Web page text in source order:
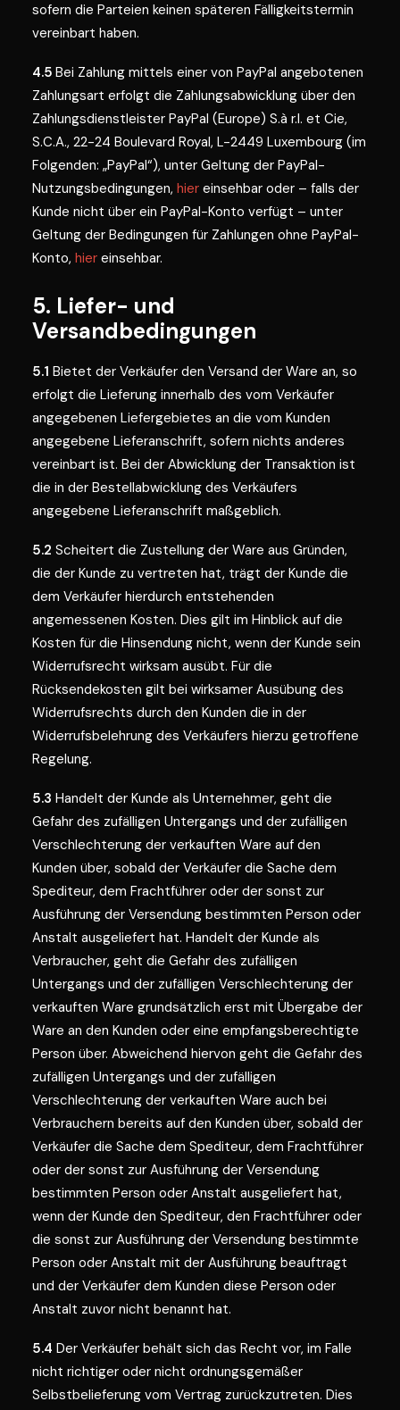
sofern die Parteien keinen späteren Fälligkeitstermin
vereinbart haben.
4.5 Bei Zahlung mittels einer von PayPal angebotenen
Zahlungsart erfolgt die Zahlungsabwicklung über den
Zahlungsdienstleister PayPal (Europe) S.à r.l. et Cie,
S.C.A., 22-24 Boulevard Royal, L-2449 Luxembourg (im
Folgenden: „PayPal“), unter Geltung der PayPal-
Nutzungsbedingungen, hier einsehbar oder – falls der
Kunde nicht über ein PayPal-Konto verfügt – unter
Geltung der Bedingungen für Zahlungen ohne PayPal-
Konto, hier einsehbar.
5. Liefer- und
Versandbedingungen
5.1 Bietet der Verkäufer den Versand der Ware an, so
erfolgt die Lieferung innerhalb des vom Verkäufer
angegebenen Liefergebietes an die vom Kunden
angegebene Lieferanschrift, sofern nichts anderes
vereinbart ist. Bei der Abwicklung der Transaktion ist
die in der Bestellabwicklung des Verkäufers
angegebene Lieferanschrift maßgeblich.
5.2 Scheitert die Zustellung der Ware aus Gründen,
die der Kunde zu vertreten hat, trägt der Kunde die
dem Verkäufer hierdurch entstehenden
angemessenen Kosten. Dies gilt im Hinblick auf die
Kosten für die Hinsendung nicht, wenn der Kunde sein
Widerrufsrecht wirksam ausübt. Für die
Rücksendekosten gilt bei wirksamer Ausübung des
Widerrufsrechts durch den Kunden die in der
Widerrufsbelehrung des Verkäufers hierzu getroffene
Regelung.
5.3 Handelt der Kunde als Unternehmer, geht die
Gefahr des zufälligen Untergangs und der zufälligen
Verschlechterung der verkauften Ware auf den
Kunden über, sobald der Verkäufer die Sache dem
Spediteur, dem Frachtführer oder der sonst zur
Ausführung der Versendung bestimmten Person oder
Anstalt ausgeliefert hat. Handelt der Kunde als
Verbraucher, geht die Gefahr des zufälligen
Untergangs und der zufälligen Verschlechterung der
verkauften Ware grundsätzlich erst mit Übergabe der
Ware an den Kunden oder eine empfangsberechtigte
Person über. Abweichend hiervon geht die Gefahr des
zufälligen Untergangs und der zufälligen
Verschlechterung der verkauften Ware auch bei
Verbrauchern bereits auf den Kunden über, sobald der
Verkäufer die Sache dem Spediteur, dem Frachtführer
oder der sonst zur Ausführung der Versendung
bestimmten Person oder Anstalt ausgeliefert hat,
wenn der Kunde den Spediteur, den Frachtführer oder
die sonst zur Ausführung der Versendung bestimmte
Person oder Anstalt mit der Ausführung beauftragt
und der Verkäufer dem Kunden diese Person oder
Anstalt zuvor nicht benannt hat.
5.4 Der Verkäufer behält sich das Recht vor, im Falle
nicht richtiger oder nicht ordnungsgemäßer
Selbstbelieferung vom Vertrag zurückzutreten. Dies